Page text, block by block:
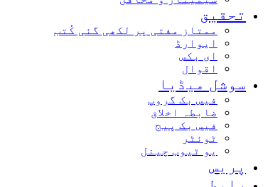
تحقیق
ممتاز مفتی پر لکھی گئی کُتب
ایوارڈ
ای بکس
اقوال
سوشل میڈیا
فیس بک گروپ
ضابطہ اخلاق
فیس بک پیج
ٹوئٹر
یو ٹیوب چینل
پریس